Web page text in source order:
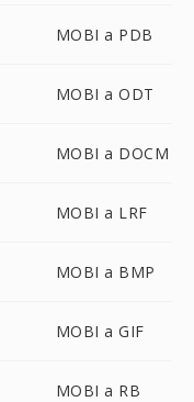
MOBI a PDB
MOBI a ODT
MOBI a DOCM
MOBI a LRF
MOBI a BMP
MOBI a GIF
MOBI a RB